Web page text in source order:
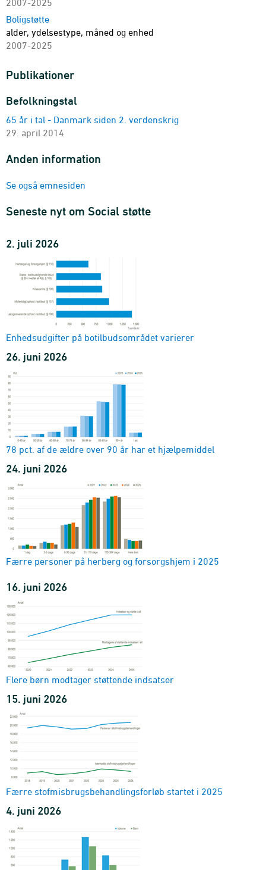
2007-2025
Boligstøtte
alder, ydelsestype, måned og enhed
2007-2025
Publikationer
Befolkningstal
65 år i tal - Danmark siden 2. verdenskrig
29. april 2014
Anden information
Se også emnesiden
Seneste nyt om Social støtte
2. juli 2026
Enhedsudgifter på botilbudsområdet varierer
26. juni 2026
78 pct. af de ældre over 90 år har et hjælpemiddel
24. juni 2026
Færre personer på herberg og forsorgshjem i 2025
16. juni 2026
Flere børn modtager støttende indsatser
15. juni 2026
Færre stofmisbrugsbehandlingsforløb startet i 2025
4. juni 2026